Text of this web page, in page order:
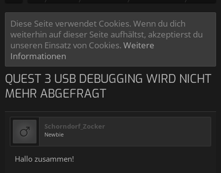
Diese Seite verwendet Cookies. Wenn du dich
weiterhin auf dieser Seite aufhältst, akzeptierst du
unseren Einsatz von Cookies. Weitere
Informationen
QUEST 3 USB DEBUGGING WIRD NICHT
MEHR ABGEFRAGT
Schorndorf_Zocker
Newbie
Hallo zusammen!